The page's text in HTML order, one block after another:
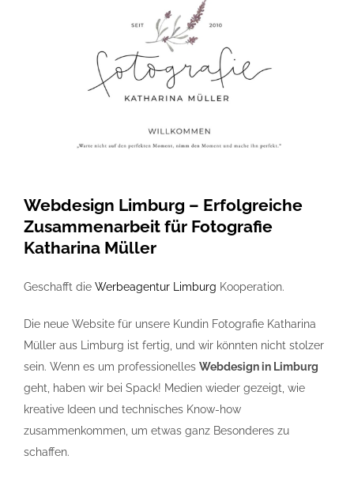
Webdesign Limburg – Erfolgreiche
Zusammenarbeit für Fotografie
Katharina Müller
Geschafft die Werbeagentur Limburg Kooperation.
Die neue Website für unsere Kundin Fotografie Katharina
Müller aus Limburg ist fertig, und wir könnten nicht stolzer
sein. Wenn es um professionelles Webdesign in Limburg
geht, haben wir bei Spack! Medien wieder gezeigt, wie
kreative Ideen und technisches Know-how
zusammenkommen, um etwas ganz Besonderes zu
schaffen.